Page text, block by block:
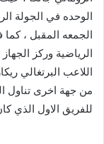
الوحده في الجولة
الجمعه المقبل ،
الرياضية وركز
اللاعب البرتغالي
من جهة اخرى تناول
للفريق الاول الذي